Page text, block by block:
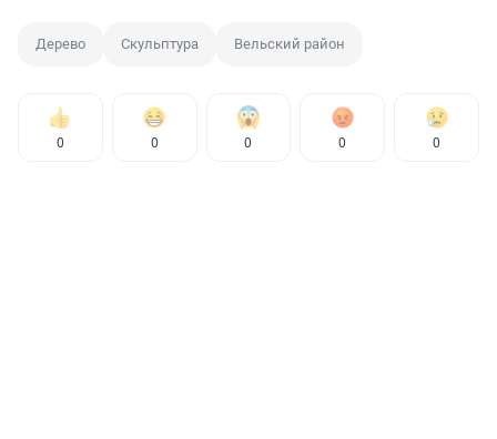
Дерево Скульптура Вельский район
0 0 0 0 0